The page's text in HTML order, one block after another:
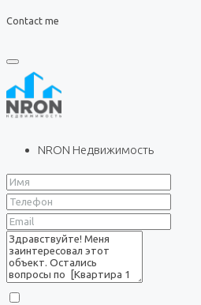
Contact me
NRON Недвижимость